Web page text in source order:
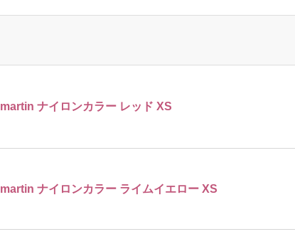
martin ナイロンカラー レッド XS
martin ナイロンカラー ライムイエロー XS